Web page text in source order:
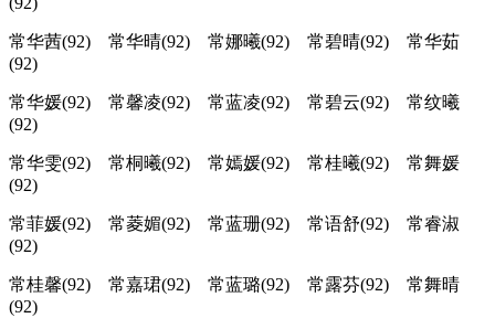
常华茜(92) 常华晴(92) 常娜曦(92) 常碧晴(92) 常华茹
(92)
常华媛(92) 常馨凌(92) 常蓝凌(92) 常碧云(92) 常纹曦
(92)
常华雯(92) 常桐曦(92) 常嫣媛(92) 常桂曦(92) 常舞媛
(92)
常菲媛(92) 常菱媚(92) 常蓝珊(92) 常语舒(92) 常睿淑
(92)
常桂馨(92) 常嘉珺(92) 常蓝璐(92) 常露芬(92) 常舞晴
(92)